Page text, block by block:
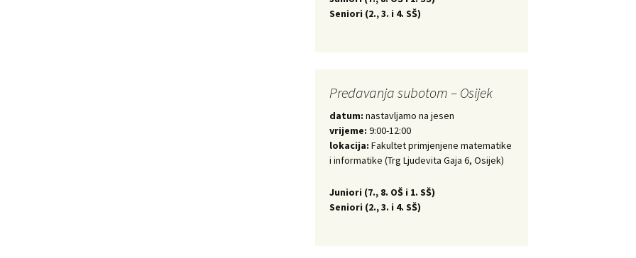
Seniori (2., 3. i 4. SŠ)
Predavanja subotom – Osijek
datum: nastavljamo na jesen
vrijeme: 9:00-12:00
lokacija: Fakultet primjenjene matematike
i informatike (Trg Ljudevita Gaja 6, Osijek)
Juniori (7., 8. OŠ i 1. SŠ)
Seniori (2., 3. i 4. SŠ)